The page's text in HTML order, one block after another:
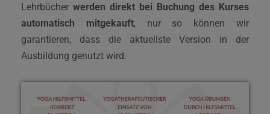
Lehrbücher werden direkt bei Buchung des Kurses
automatisch mitgekauft, nur so können wir
garantieren, dass die aktuellste Version in der
Ausbildung genutzt wird.